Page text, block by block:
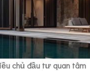
chủ đầu tư quan tâm